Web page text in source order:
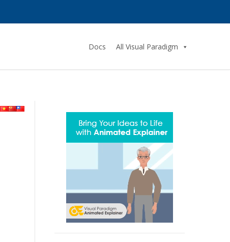
Docs All Visual Paradigm